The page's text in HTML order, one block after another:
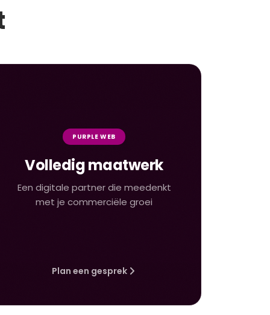
PURPLE WEB
Volledig maatwerk
Een digitale partner die meedenkt
met je commerciële groei
Plan een gesprek